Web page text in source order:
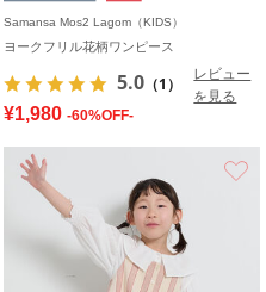
Samansa Mos2 Lagom（KIDS）
ヨークフリル花柄ワンピース
5.0 （1）
レビュー
を見る
¥1,980 -60%OFF-
お気に入り